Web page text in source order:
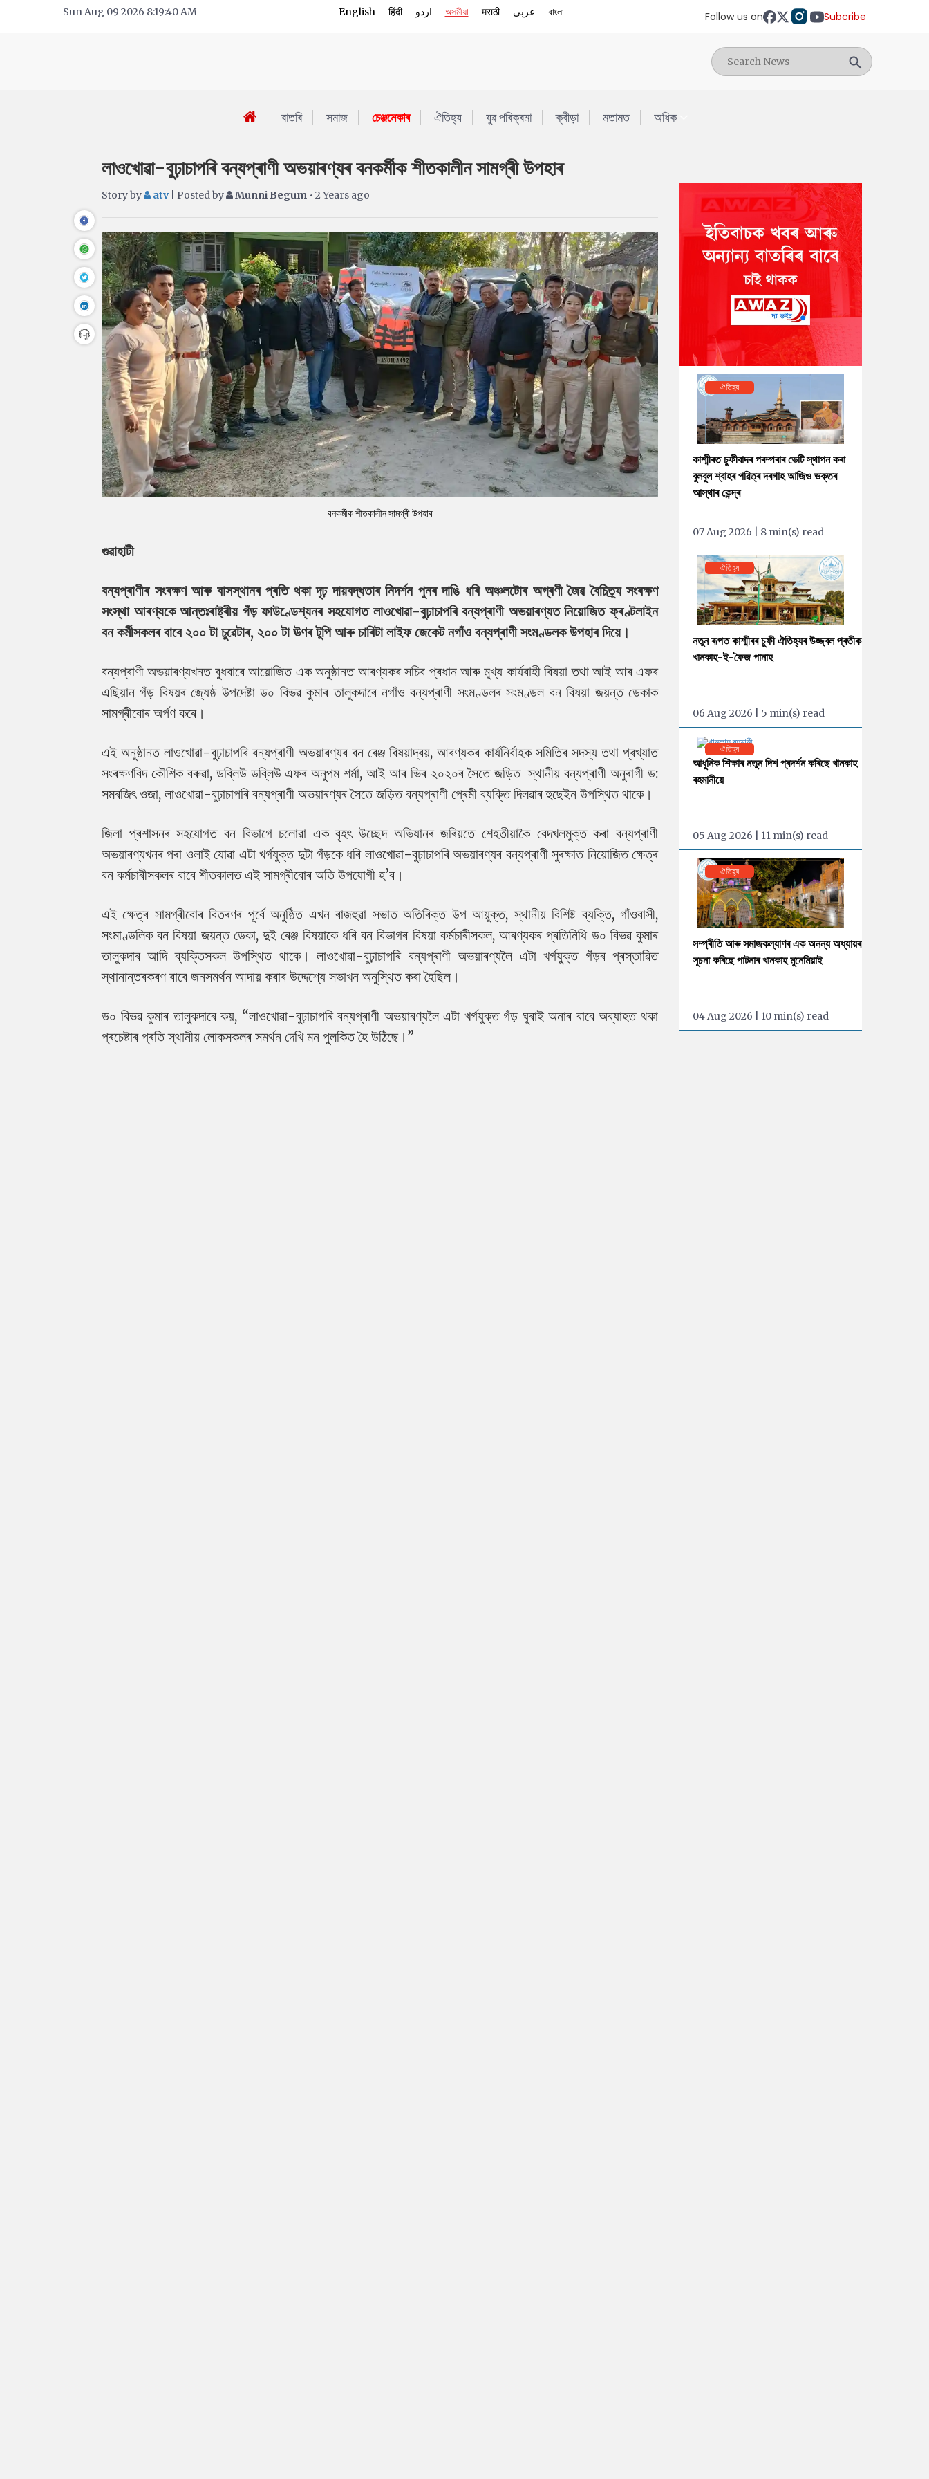
Sun Aug 09 2026 8:19:40 AM English हिंदी اردو অসমীয়া मराठी عربي বাংলা Follow us on Subcribe
বাতৰি সমাজ চেঞ্জমেকাৰ ঐতিহ্য যুৱ পৰিক্ৰমা ক্ৰীড়া মতামত অধিক
লাওখোৱা-বুঢ়াচাপৰি বন্যপ্ৰাণী অভয়াৰণ্যৰ বনকৰ্মীক শীতকালীন সামগ্ৰী উপহাৰ
Story by atv| Posted by Munni Begum • 2 Years ago
বনকৰ্মীক শীতকালীন সামগ্ৰী উপহাৰ
গুৱাহাটী
বন্যপ্ৰাণীৰ সংৰক্ষণ আৰু বাসস্থানৰ প্ৰতি থকা দৃঢ় দায়বদ্ধতাৰ নিদৰ্শন পুনৰ দাঙি ধৰি অঞ্চলটোৰ অগ্ৰণী জৈৱ বৈচিত্ৰ্য সংৰক্ষণ
সংস্থা আৰণ্যকে আন্তঃৰাষ্ট্ৰীয় গঁড় ফাউণ্ডেশ্যনৰ সহযোগত লাওখোৱা-বুঢ়াচাপৰি বন্যপ্ৰাণী অভয়াৰণ্যত নিয়োজিত ফ্ৰণ্টলাইন
বন কৰ্মীসকলৰ বাবে ২০০ টা চুৱেটাৰ, ২০০ টা ঊণৰ টুপি আৰু চাৰিটা লাইফ জেকেট নগাঁও বন্যপ্ৰাণী সংমণ্ডলক উপহাৰ দিয়ে।
বন্যপ্ৰাণী অভয়াৰণ্যখনত বুধবাৰে আয়োজিত এক অনুষ্ঠানত আৰণ্যকৰ সচিব প্ৰধান আৰু মুখ্য কাৰ্যবাহী বিষয়া তথা আই আৰ এফৰ
এছিয়ান গঁড় বিষয়ৰ জ্যেষ্ঠ উপদেষ্টা ড০ বিভৱ কুমাৰ তালুকদাৰে নগাঁও বন্যপ্ৰাণী সংমণ্ডলৰ সংমণ্ডল বন বিষয়া জয়ন্ত ডেকাক
সামগ্ৰীবোৰ অৰ্পণ কৰে।
এই অনুষ্ঠানত লাওখোৱা-বুঢ়াচাপৰি বন্যপ্ৰাণী অভয়াৰণ্যৰ বন ৰেঞ্জ বিষয়াদ্বয়, আৰণ্যকৰ কাৰ্যনিৰ্বাহক সমিতিৰ সদস্য তথা প্ৰখ্যাত
সংৰক্ষণবিদ কৌশিক বৰুৱা, ডব্লিউ ডব্লিউ এফৰ অনুপম শৰ্মা, আই আৰ ভিৰ ২০২০ৰ সৈতে জড়িত স্থানীয় বন্যপ্ৰাণী অনুৰাগী ড:
সমৰজিৎ ওজা, লাওখোৱা-বুঢ়াচাপৰি বন্যপ্ৰাণী অভয়াৰণ্যৰ সৈতে জড়িত বন্যপ্ৰাণী প্ৰেমী ব্যক্তি দিলৱাৰ হুছেইন উপস্থিত থাকে।
জিলা প্ৰশাসনৰ সহযোগত বন বিভাগে চলোৱা এক বৃহৎ উচ্ছেদ অভিযানৰ জৰিয়তে শেহতীয়াকৈ বেদখলমুক্ত কৰা বন্যপ্ৰাণী
অভয়াৰণ্যখনৰ পৰা ওলাই যোৱা এটা খৰ্গযুক্ত দুটা গঁড়কে ধৰি লাওখোৱা-বুঢ়াচাপৰি অভয়াৰণ্যৰ বন্যপ্ৰাণী সুৰক্ষাত নিয়োজিত ক্ষেত্ৰ
বন কৰ্মচাৰীসকলৰ বাবে শীতকালত এই সামগ্ৰীবোৰ অতি উপযোগী হ’ব।
এই ক্ষেত্ৰ সামগ্ৰীবোৰ বিতৰণৰ পূৰ্বে অনুষ্ঠিত এখন ৰাজহুৱা সভাত অতিৰিক্ত উপ আয়ুক্ত, স্থানীয় বিশিষ্ট ব্যক্তি, গাঁওবাসী,
সংমাণ্ডলিক বন বিষয়া জয়ন্ত ডেকা, দুই ৰেঞ্জ বিষয়াকে ধৰি বন বিভাগৰ বিষয়া কৰ্মচাৰীসকল, আৰণ্যকৰ প্ৰতিনিধি ড০ বিভৱ কুমাৰ
তালুকদাৰ আদি ব্যক্তিসকল উপস্থিত থাকে। লাওখোৱা-বুঢ়াচাপৰি বন্যপ্ৰাণী অভয়াৰণ্যলৈ এটা খৰ্গযুক্ত গঁড়ৰ প্ৰস্তাৱিত
স্থানান্তৰকৰণ বাবে জনসমৰ্থন আদায় কৰাৰ উদ্দেশ্যে সভাখন অনুস্থিত কৰা হৈছিল।
ড০ বিভৱ কুমাৰ তালুকদাৰে কয়, “লাওখোৱা-বুঢ়াচাপৰি বন্যপ্ৰাণী অভয়াৰণ্যলৈ এটা খৰ্গযুক্ত গঁড় ঘূৰাই অনাৰ বাবে অব্যাহত থকা
প্ৰচেষ্টাৰ প্ৰতি স্থানীয় লোকসকলৰ সমৰ্থন দেখি মন পুলকিত হৈ উঠিছে।”
ঐতিহ্য
কাশ্মীৰত চুফীবাদৰ পৰম্পৰাৰ ভেটি স্থাপন কৰা
বুলবুল শ্বাহৰ পৱিত্ৰ দৰগাহ আজিও ভক্তৰ
আস্থাৰ কেন্দ্ৰ
07 Aug 2026 | 8 min(s) read
ঐতিহ্য
নতুন ৰূপত কাশ্মীৰৰ চুফী ঐতিহ্যৰ উজ্জ্বল প্ৰতীক
খানকাহ-ই-ফৈজ পানাহ
06 Aug 2026 | 5 min(s) read
ঐতিহ্য
আধুনিক শিক্ষাৰ নতুন দিশ প্ৰদৰ্শন কৰিছে খানকাহ
ৰহমানীয়ে
05 Aug 2026 | 11 min(s) read
ঐতিহ্য
সম্প্ৰীতি আৰু সমাজকল্যাণৰ এক অনন্য অধ্যায়ৰ
সূচনা কৰিছে পাটনাৰ খানকাহ মুনেমিয়াই
04 Aug 2026 | 10 min(s) read